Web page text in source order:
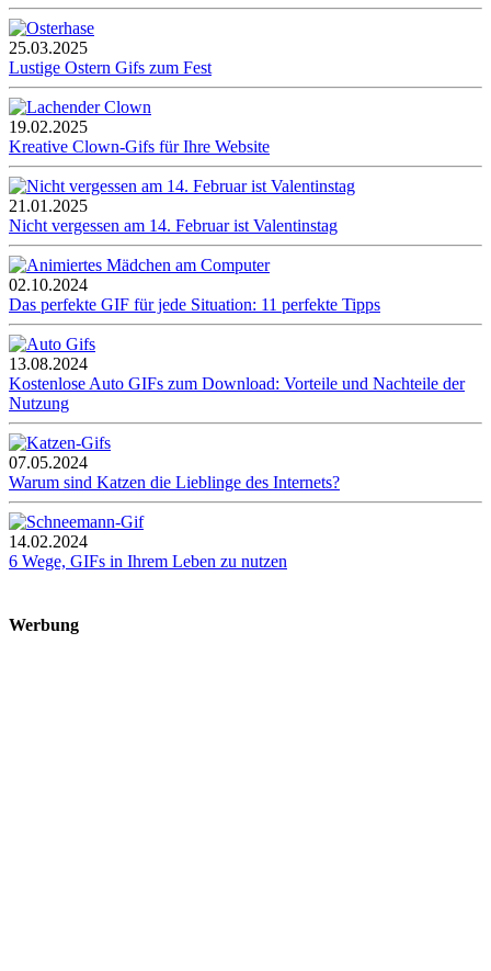
25.03.2025
Lustige Ostern Gifs zum Fest
19.02.2025
Kreative Clown-Gifs für Ihre Website
21.01.2025
Nicht vergessen am 14. Februar ist Valentinstag
02.10.2024
Das perfekte GIF für jede Situation: 11 perfekte Tipps
13.08.2024
Kostenlose Auto GIFs zum Download: Vorteile und Nachteile der
Nutzung
07.05.2024
Warum sind Katzen die Lieblinge des Internets?
14.02.2024
6 Wege, GIFs in Ihrem Leben zu nutzen
Werbung